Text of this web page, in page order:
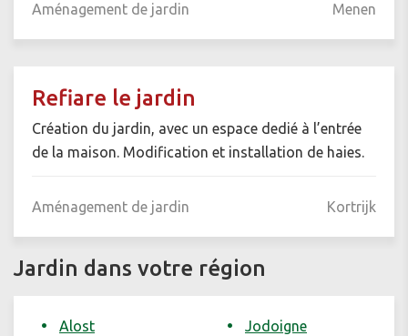
Aménagement de jardin Menen
Refiare le jardin
Création du jardin, avec un espace dedié à l’entrée
de la maison. Modification et installation de haies.
Aménagement de jardin Kortrijk
Jardin dans votre région
Alost
Jodoigne